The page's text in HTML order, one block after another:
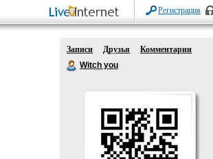
Регистрация
Записи Друзья
Комментарии
Witch you